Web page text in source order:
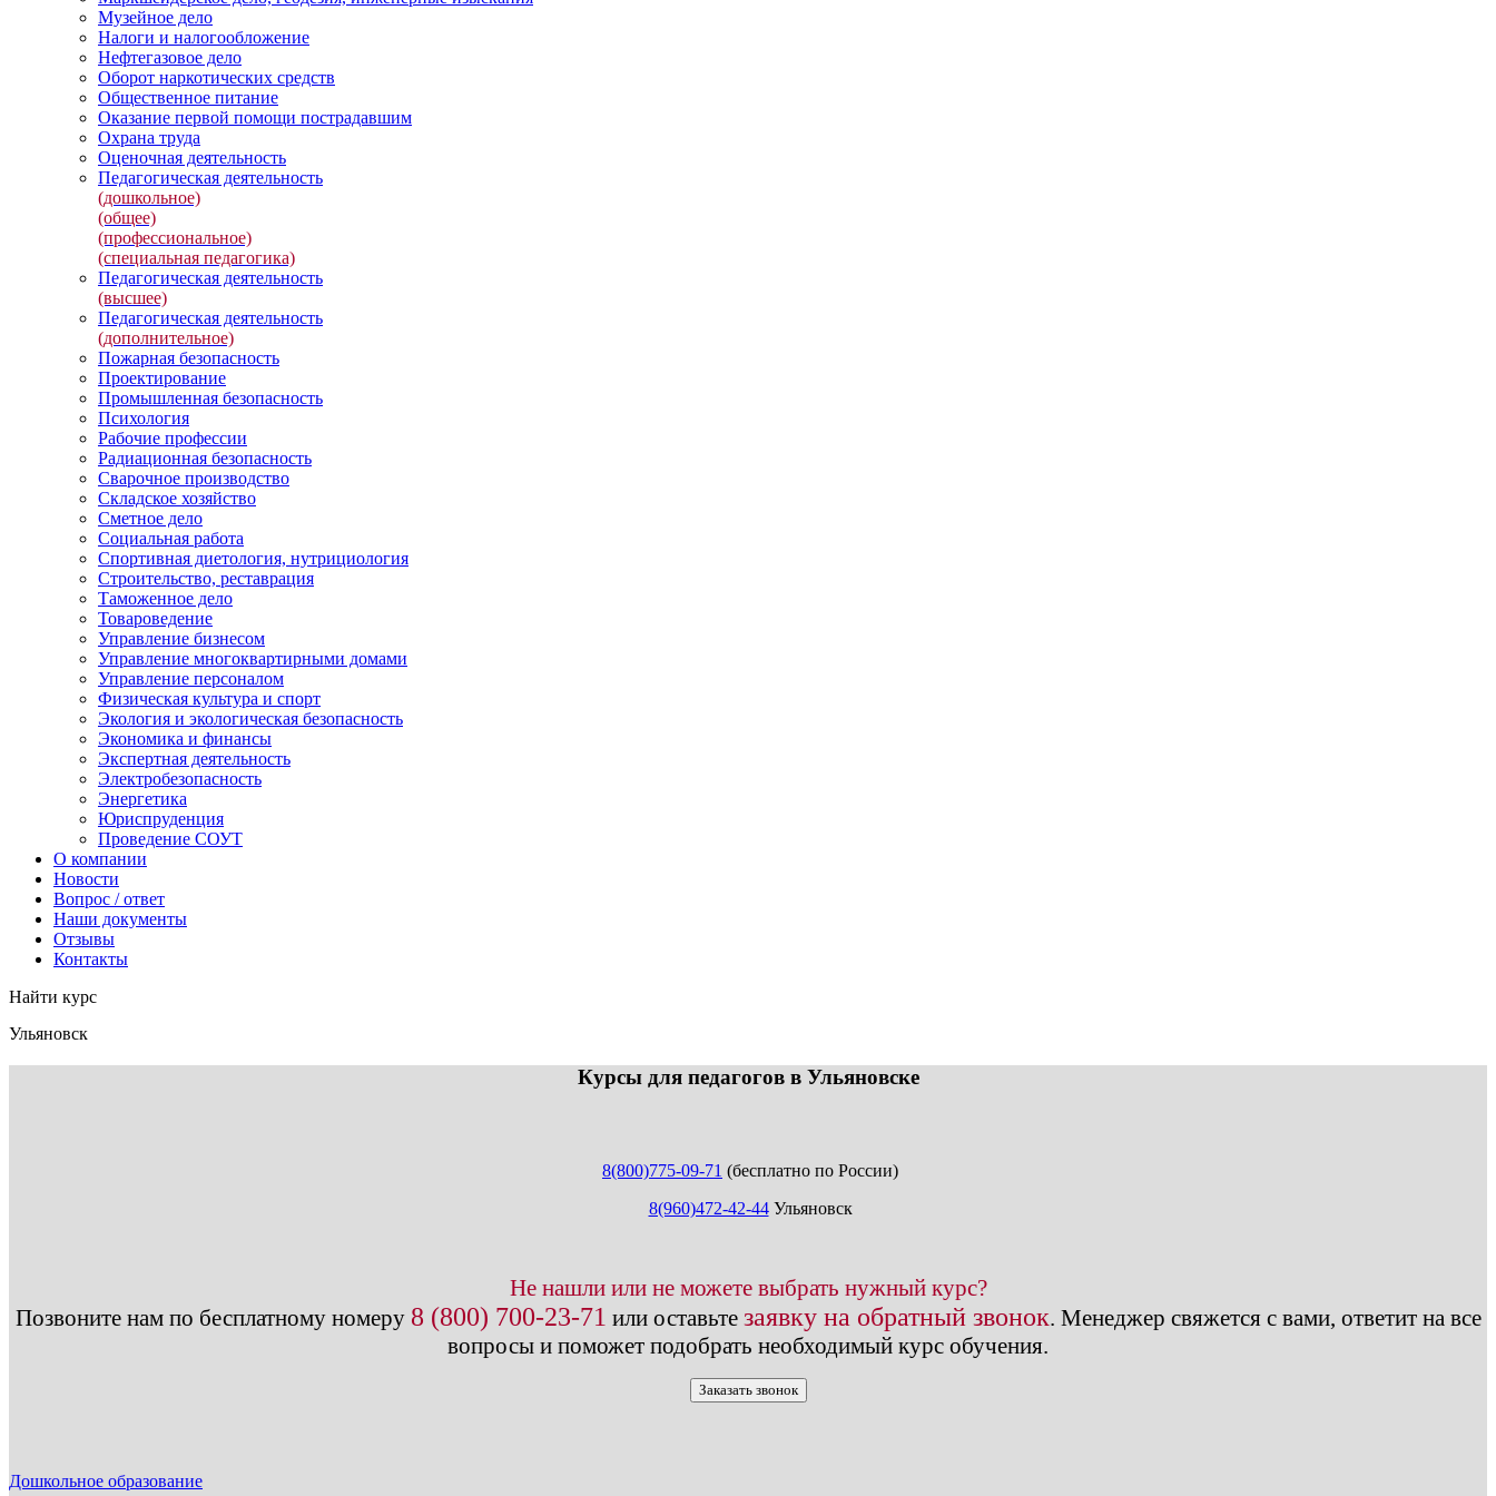
Музейное дело
Налоги и налогообложение
Нефтегазовое дело
Оборот наркотических средств
Общественное питание
Оказание первой помощи пострадавшим
Охрана труда
Оценочная деятельность
Педагогическая деятельность
(дошкольное)
(общее)
(профессиональное)
(специальная педагогика)
Педагогическая деятельность
(высшее)
Педагогическая деятельность
(дополнительное)
Пожарная безопасность
Проектирование
Промышленная безопасность
Психология
Рабочие профессии
Радиационная безопасность
Сварочное производство
Складское хозяйство
Сметное дело
Социальная работа
Спортивная диетология, нутрициология
Строительство, реставрация
Таможенное дело
Товароведение
Управление бизнесом
Управление многоквартирными домами
Управление персоналом
Физическая культура и спорт
Экология и экологическая безопасность
Экономика и финансы
Экспертная деятельность
Электробезопасность
Энергетика
Юриспруденция
Проведение СОУТ
О компании
Новости
Вопрос / ответ
Наши документы
Отзывы
Контакты
Найти курс
Ульяновск
Курсы для педагогов в Ульяновске
8(800)775-09-71 (бесплатно по России)
8(960)472-42-44Ульяновск
Не нашли или не можете выбрать нужный курс?
Позвоните нам по бесплатному номеру 8 (800) 700-23-71 или оставьте заявку на обратный звонок. Менеджер свяжется с вами, ответит на все
вопросы и поможет подобрать необходимый курс обучения.
Заказать звонок
Дошкольное образование